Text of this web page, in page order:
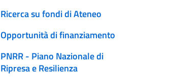
Ricerca su fondi di Ateneo
Opportunità di finanziamento
PNRR - Piano Nazionale di
Ripresa e Resilienza